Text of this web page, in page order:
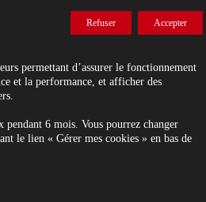
dans le Grand Ouest.
© 2026 OMNIMETAL Tous droits réservés
données personnelles-Gérer mes cookies
Agence de communication Nantes B17
permettant d’assurer le fonctionnement
et la performance, et afficher des
pendant 6 mois. Vous pourrez changer
le lien « Gérer mes cookies » en bas de
Accepter
Refuser